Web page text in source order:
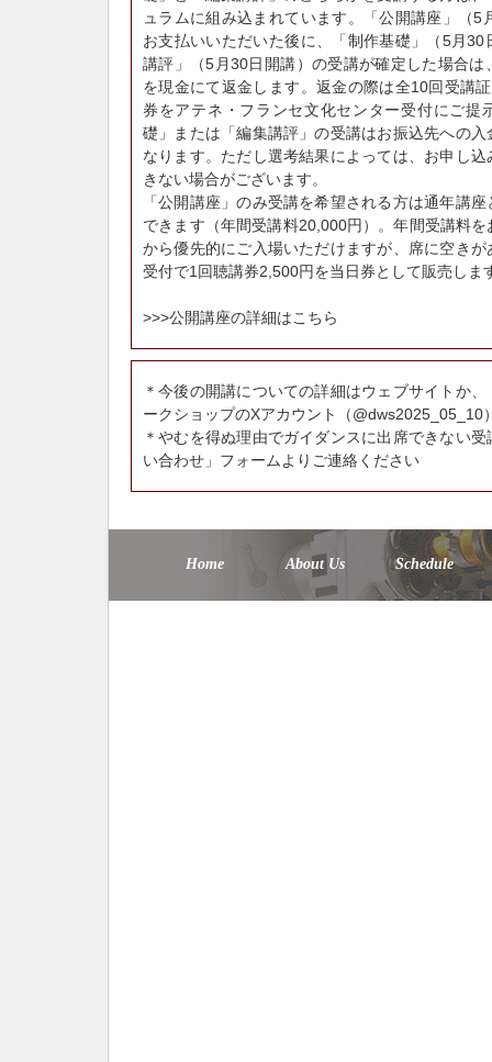
ュラムに組み込まれています。「公開講座」（5
お支払いいただいた後に、「制作基礎」（5月30
講評」（5月30日開講）の受講が確定した場合は
を現金にて返金します。返金の際は全10回受講
券をアテネ・フランセ文化センター受付にご提
礎」または「編集講評」の受講はお振込先への
なります。ただし選考結果によっては、お申し
きない場合がございます。
「公開講座」のみ受講を希望される方は通年講
できます（年間受講料20,000円）。年間受講料
から優先的にご入場いただけますが、席に空き
受付で1回聴講券2,500円を当日券として販売しま
>>>公開講座の詳細はこちら
＊今後の開講についての詳細はウェブサイトか
ークショップのXアカウント（@dws2025_05_10
＊やむを得ぬ理由でガイダンスに出席できない
い合わせ」フォームよりご連絡ください
Home About Us Schedule